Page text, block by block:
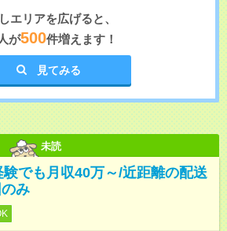
エリアを広げると、
が500件増えます！
見てみる
未読
験でも月収40万～/近距離の配送
み